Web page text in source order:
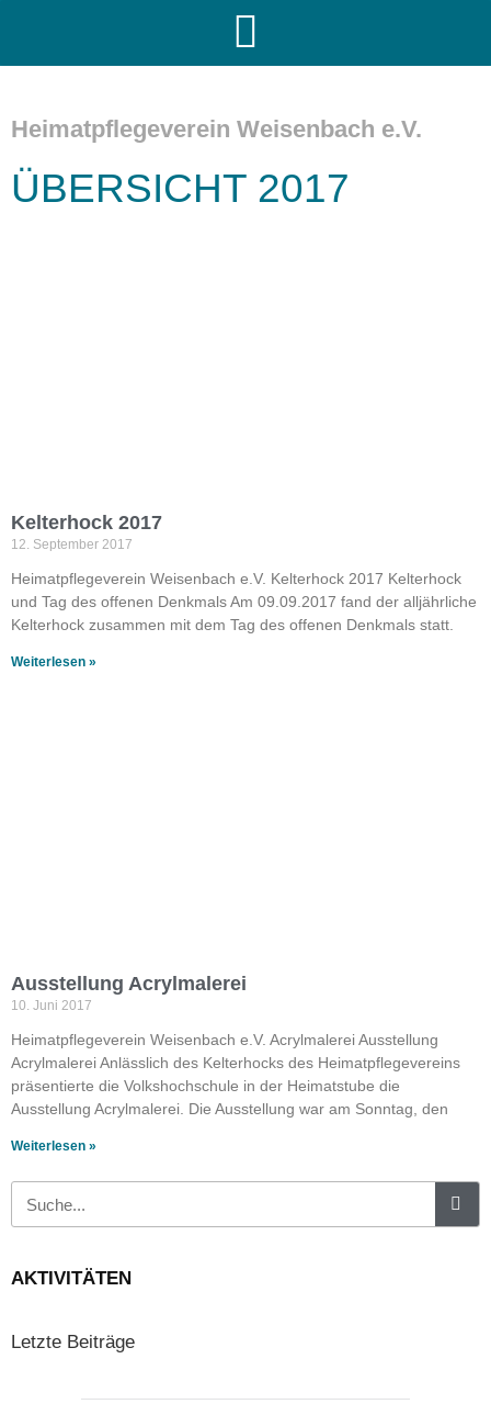
Heimatpflegeverein Weisenbach e.V.
ÜBERSICHT 2017
Kelterhock 2017
12. September 2017
Heimatpflegeverein Weisenbach e.V. Kelterhock 2017 Kelterhock
und Tag des offenen Denkmals Am 09.09.2017 fand der alljährliche
Kelterhock zusammen mit dem Tag des offenen Denkmals statt.
Weiterlesen »
Ausstellung Acrylmalerei
10. Juni 2017
Heimatpflegeverein Weisenbach e.V. Acrylmalerei Ausstellung
Acrylmalerei Anlässlich des Kelterhocks des Heimatpflegevereins
präsentierte die Volkshochschule in der Heimatstube die
Ausstellung Acrylmalerei. Die Ausstellung war am Sonntag, den
Weiterlesen »
AKTIVITÄTEN
Letzte Beiträge